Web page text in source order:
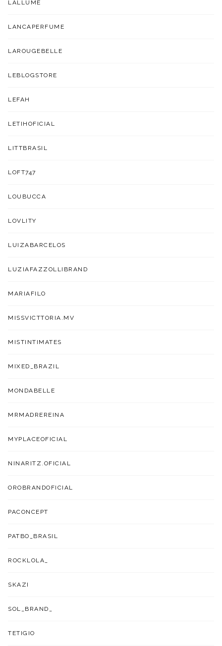
LALLUME
LANCAPERFUME
LAROUGEBELLE
LEBLOGSTORE
LEFAH
LETIHOFICIAL
LITTBRASIL
LOFT747
LOUBUCCA
LOVLITY
LUIZABARCELOS
LUZIAFAZZOLLIBRAND
MARIAFILO
MISSVICTTORIA.MV
MISTINTIMATES
MIXED_BRAZIL
MONDABELLE
MRMADREREINA
MYPLACEOFICIAL
NINARITZ.OFICIAL
OROBRANDOFICIAL
PACONCEPT
PATBO_BRASIL
ROCKLOLA_
SKAZI
SOL_BRAND_
TETIGIO